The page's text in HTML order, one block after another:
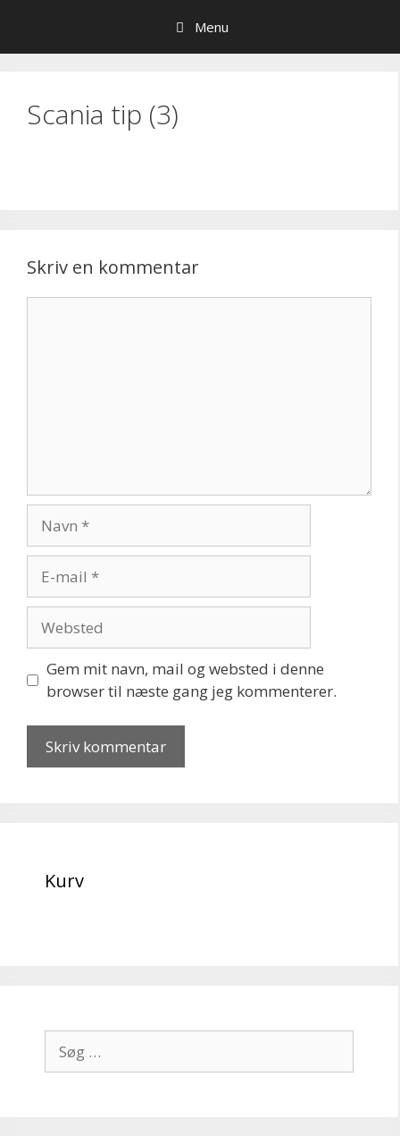
indhold
Menu
Scania tip (3)
Skriv en kommentar
mail
Gem mit navn, mail og websted i denne
browser til næste gang jeg kommenterer.
Kurv
efter: